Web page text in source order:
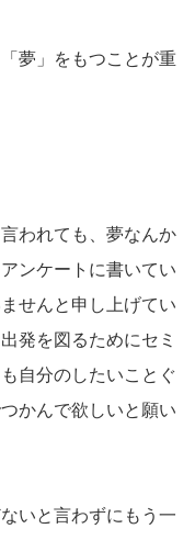
夢」をもつことが重
われても、夢なんか
ンケートに書いてい
せんと申し上げてい
発を図るためにセミ
自分のしたいことぐ
かんで欲しいと願い
いと言わずにもう一